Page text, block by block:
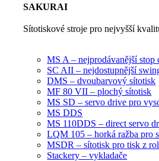
SAKURAI
Sítotiskové stroje pro nejvyšší
MS A – nejprodávanější stop
SC AII – nejdostupnější
DMS – dvoubarvový sítotisk
MF 80 VII – plochý sítotisk
MS SD – servo drive pro
MS DDS
MS 110DDS – direct servo
LQM 105 – horká ražba pro
MSDR – sítotisk pro tisk z
Stackery – vykladače